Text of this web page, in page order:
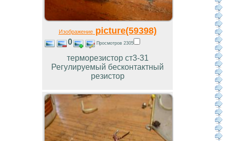
Изображениеpicture(59398)
0 Просмотров 2305
терморезистор ст3-31
Регулируемый бесконтактный
резистор